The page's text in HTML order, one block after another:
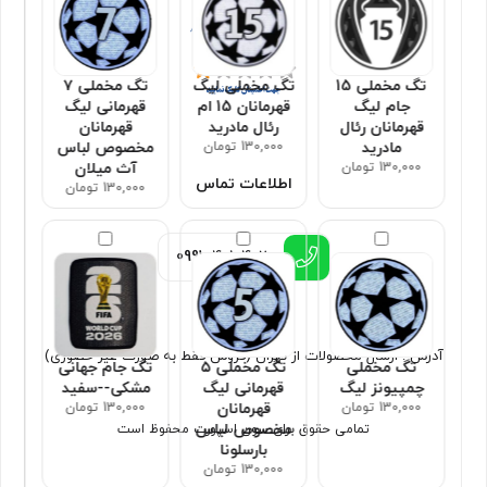
تگ مخملی 15
جام لیگ
قهرمانان رئال
مادرید
130,000 تومان
تگ مخملی لیگ
قهرمانان 15 ام
رئال مادرید
130,000 تومان
تگ مخملی ۷
قهرمانی لیگ
قهرمانان
مخصوص لباس
آث میلان
130,000 تومان
تگ مخملی
چمپیونز لیگ
130,000 تومان
تگ مخملی ۵
قهرمانی لیگ
قهرمانان
مخصوص لباس
بارسلونا
130,000 تومان
تگ جام جهانی
مشکی--سفید
130,000 تومان
اطلاعات تماس
0991 4010402
آدرس : ارسال محصولات از تهران (فروش فقط به صورت غیر حضوری)
تمامی حقوق برای سون اسپورت محفوظ است